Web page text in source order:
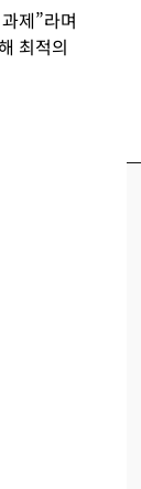
제”라며
최적의